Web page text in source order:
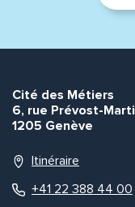
Cité des Métiers
6, rue Prévost-
1205 Genève
Itinéraire
+41 22 388 44 00